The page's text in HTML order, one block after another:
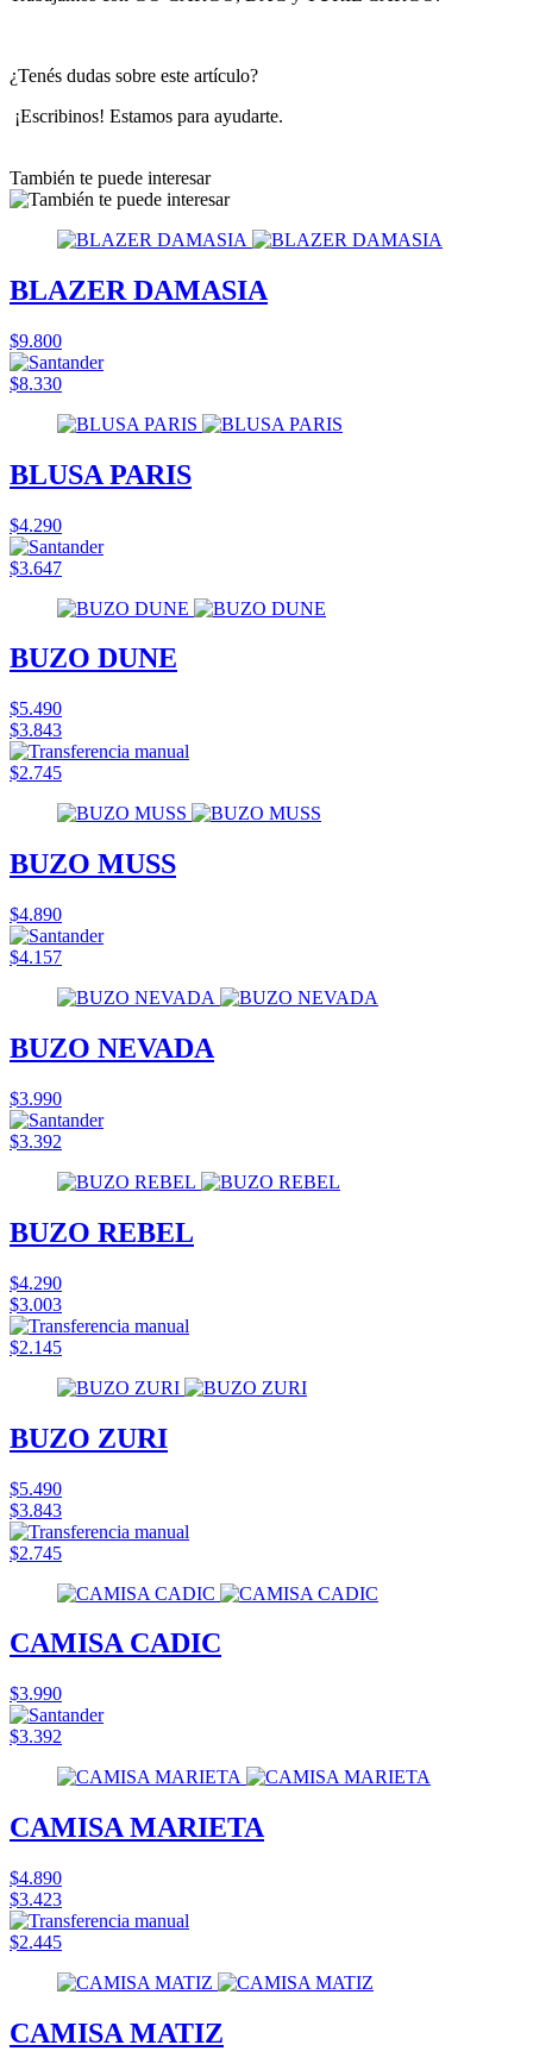
¿Tenés dudas sobre este artículo?
¡Escribinos! Estamos para ayudarte.
También te puede interesar
BLAZER DAMASIA
$9.800
$8.330
BLUSA PARIS
$4.290
$3.647
BUZO DUNE
$5.490
$3.843
$2.745
BUZO MUSS
$4.890
$4.157
BUZO NEVADA
$3.990
$3.392
BUZO REBEL
$4.290
$3.003
$2.145
BUZO ZURI
$5.490
$3.843
$2.745
CAMISA CADIC
$3.990
$3.392
CAMISA MARIETA
$4.890
$3.423
$2.445
CAMISA MATIZ